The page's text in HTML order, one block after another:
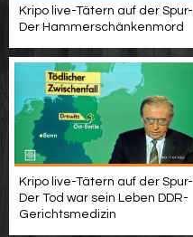
Kripo live-Tätern auf der Spur-
Der Hammerschänkenmord
Kripo live-Tätern auf der Spur-
Der Tod war sein Leben DDR-
Gerichtsmedizin